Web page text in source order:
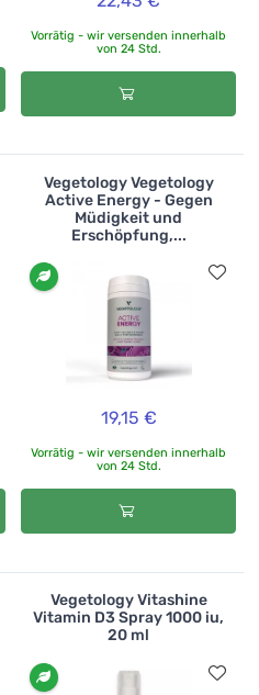
Vorrätig - wir versenden innerhalb
von 24 Std.
Vegetology Vegetology
Active Energy - Gegen
Müdigkeit und
Erschöpfung,...
19,15 €
Vorrätig - wir versenden innerhalb
von 24 Std.
Vegetology Vitashine
Vitamin D3 Spray 1000 iu,
20 ml